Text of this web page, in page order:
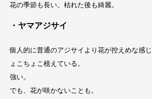
花の季節も長い。枯れた後も綺麗。
・ヤマアジサイ
個人的に普通のアジサイより花が控えめな感
ょこちょこ植えている。
強い。
でも、花が咲かないことも。